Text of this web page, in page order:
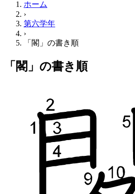
ホーム
›
第六学年
›
「閣」の書き順
「閣」の書き順